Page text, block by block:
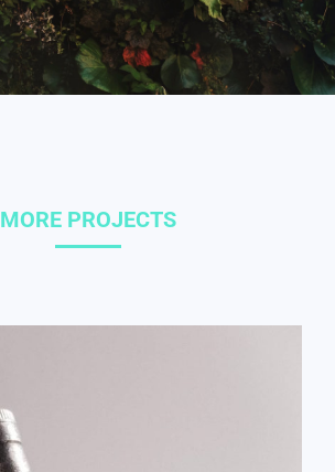
MORE PROJECTS